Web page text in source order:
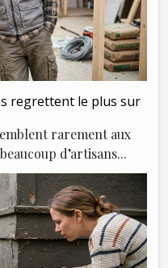
regrettent le plus sur
rarement aux
d’artisans...